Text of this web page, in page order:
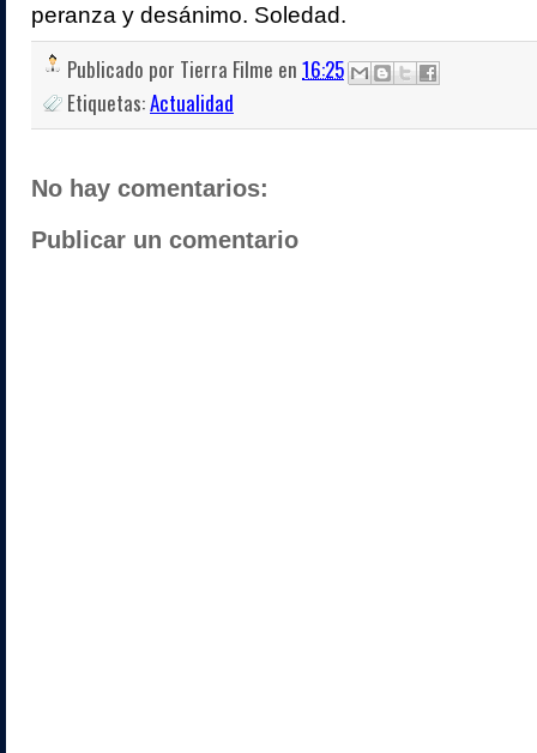
peranza y desánimo. Soledad.
Publicado por Tierra Filme en 16:25
Etiquetas:Actualidad
No hay comentarios:
Publicar un comentario